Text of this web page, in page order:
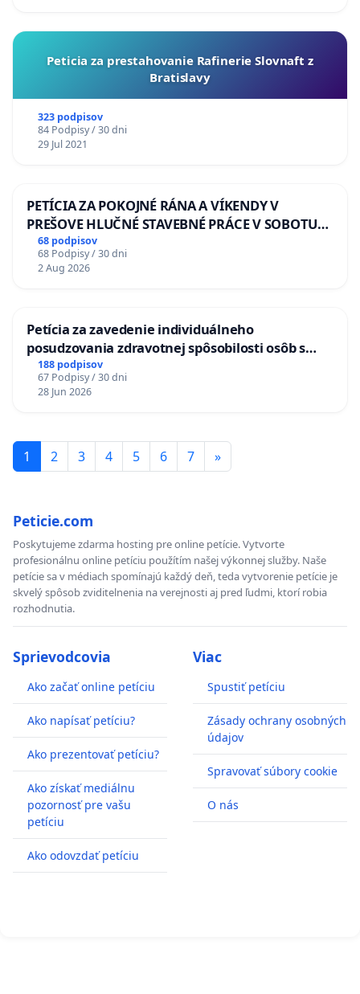
Peticia za prestahovanie Rafinerie Slovnaft z
Bratislavy
323 podpisov
84 Podpisy / 30 dni
29 Jul 2021
PETÍCIA ZA POKOJNÉ RÁNA A VÍKENDY V
PREŠOVE HLUČNÉ STAVEBNÉ PRÁCE V SOBOTU
LEN OD 9.00 DO 13.00 HOD., CEZ PRACOVNÝ
TÝŽDEŇ CIEĽ 8.00 – 18.00 HOD. A PRAVIDELNÁ
KONTROLA STAVBY C-AREA NA
68 podpisov
68 Podpisy / 30 dni
2 Aug 2026
Petícia za zavedenie individuálneho
posudzovania zdravotnej spôsobilosti osôb s
diabetom 1. a 2. typu pri prijímaní do
Policajného zboru SR
188 podpisov
67 Podpisy / 30 dni
28 Jun 2026
1 2 3 4 5 6 7 »
Peticie.com
Poskytujeme zdarma hosting pre online petície. Vytvorte
profesionálnu online petíciu použítím našej výkonnej služby. Naše
petície sa v médiach spomínajú každý deň, teda vytvorenie petície je
skvelý spôsob zviditelnenia na verejnosti aj pred ľudmi, ktorí robia
rozhodnutia.
Sprievodcovia
Ako začať online petíciu
Ako napísať petíciu?
Ako prezentovať petíciu?
Ako získať mediálnu
pozornosť pre vašu
petíciu
Ako odovzdať petíciu
Viac
Spustiť petíciu
Zásady ochrany osobných
údajov
Spravovať súbory cookie
O nás